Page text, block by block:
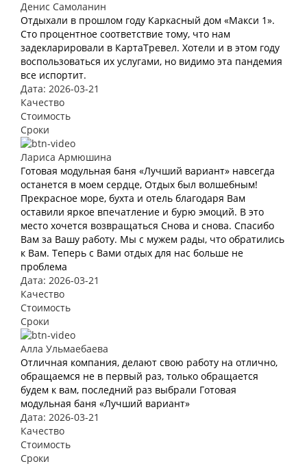
Денис Самоланин
Отдыхали в прошлом году Каркасный дом «Макси 1».
Сто процентное соответствие тому, что нам
задекларировали в КартаТревел. Хотели и в этом году
воспользоваться их услугами, но видимо эта пандемия
все испортит.
Дата: 2026-03-21
Качество
Стоимость
Сроки
Лариса Армюшина
Готовая модульная баня «Лучший вариант» навсегда
останется в моем сердце, Отдых был волшебным!
Прекрасное море, бухта и отель благодаря Вам
оставили яркое впечатление и бурю эмоций. В это
место хочется возвращаться Снова и снова. Спасибо
Вам за Вашу работу. Мы с мужем рады, что обратились
к Вам. Теперь с Вами отдых для нас больше не
проблема
Дата: 2026-03-21
Качество
Стоимость
Сроки
Алла Ульмаебаева
Отличная компания, делают свою работу на отлично,
обращаемся не в первый раз, только обращается
будем к вам, последний раз выбрали Готовая
модульная баня «Лучший вариант»
Дата: 2026-03-21
Качество
Стоимость
Сроки